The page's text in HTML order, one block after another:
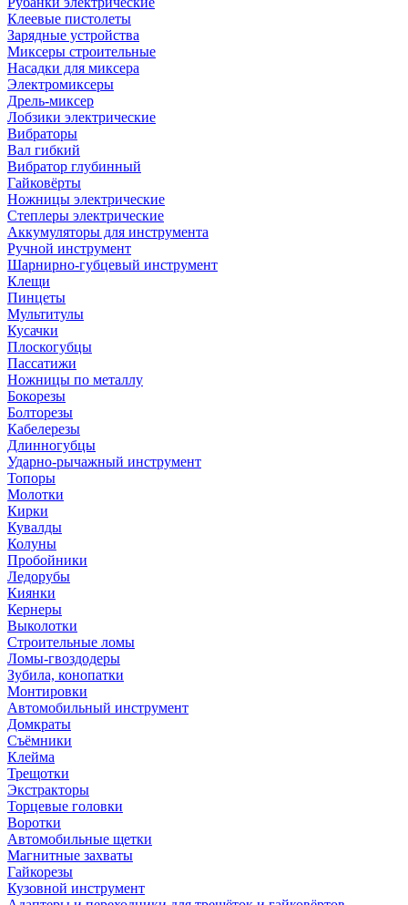
Клеевые пистолеты
Зарядные устройства
Миксеры строительные
Насадки для миксера
Электромиксеры
Дрель-миксер
Лобзики электрические
Вибраторы
Вал гибкий
Вибратор глубинный
Гайковёрты
Ножницы электрические
Степлеры электрические
Аккумуляторы для инструмента
Ручной инструмент
Шарнирно-губцевый инструмент
Клещи
Пинцеты
Мультитулы
Кусачки
Плоскогубцы
Пассатижи
Ножницы по металлу
Бокорезы
Болторезы
Кабелерезы
Длинногубцы
Ударно-рычажный инструмент
Топоры
Молотки
Кирки
Кувалды
Колуны
Пробойники
Ледорубы
Киянки
Кернеры
Выколотки
Строительные ломы
Ломы-гвоздодеры
Зубила, конопатки
Монтировки
Автомобильный инструмент
Домкраты
Съёмники
Клейма
Трещотки
Экстракторы
Торцевые головки
Воротки
Автомобильные щетки
Магнитные захваты
Гайкорезы
Кузовной инструмент